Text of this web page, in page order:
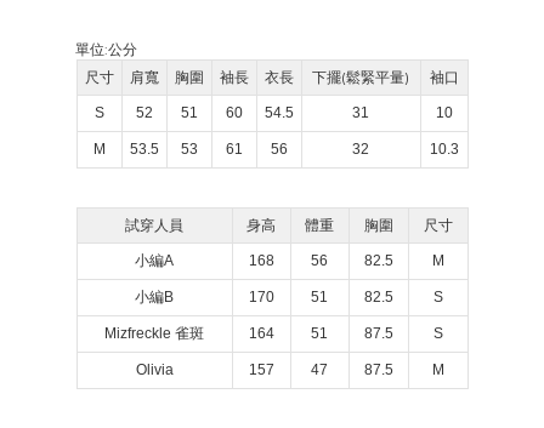
單位:公分
尺寸
肩寬 胸圍 袖長 衣長 下擺(鬆緊平量) 袖口
S 52 51 60 54.5 31 10
M 53.5 53 61 56 32 10.3
試穿人員 身高 體重 胸圍 尺寸
小編A 168 56 82.5 M
小編B 170 51 82.5 S
Mizfreckle 雀斑 164 51 87.5 S
Olivia 157 47 87.5 M